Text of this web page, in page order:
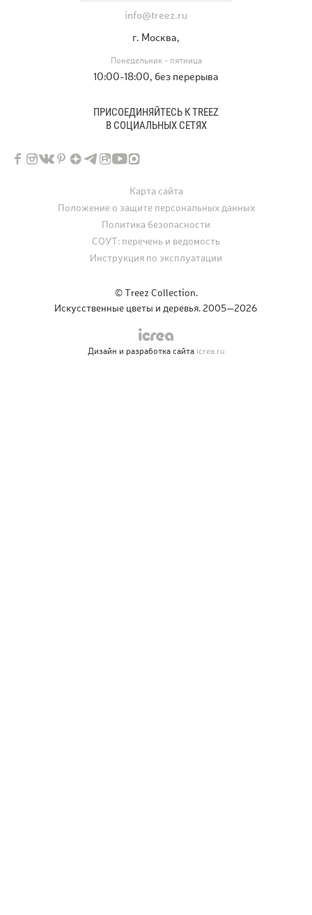
info@treez.ru
г. Москва,
Понедельник - пятница
10:00-18:00, без перерыва
ПРИСОЕДИНЯЙТЕСЬ К TREEZ
В СОЦИАЛЬНЫХ СЕТЯХ
© Treez Collection.
Искусственные цветы и деревья. 2005—2026
Карта сайта
Положение о защите персональных данных
Политика безопасности
СОУТ: перечень и ведомость
Инструкция по эксплуатации
Дизайн и разработка сайтаicrea.ru